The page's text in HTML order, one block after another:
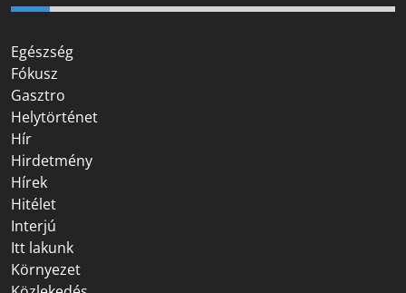
Egészség
Fókusz
Gasztro
Helytörténet
Hír
Hirdetmény
Hírek
Hitélet
Interjú
Itt lakunk
Környezet